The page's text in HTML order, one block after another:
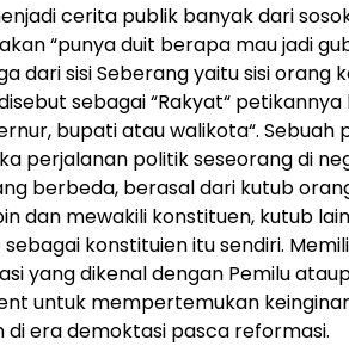
cerita publik banyak dari
“punya duit berapa mau jadi
dari sisi Seberang yaitu sisi
sebagai “Rakyat“
bupati atau walikota“.
perjalanan politik seseorang di
berbeda, berasal dari kutub
dan mewakili konstituen, kutub
konstituien itu sendiri.
yang dikenal dengan Pemilu
untuk mempertemukan
di era demoktasi pasca reformasi.